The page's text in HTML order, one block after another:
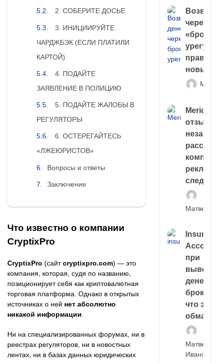
2. СОБЕРИТЕ ДОСЬЕ
3. ИНИЦИИРУЙТЕ
ЧАРДЖБЭК (ЕСЛИ ПЛАТИЛИ
КАРТОЙ)
4. ПОДАЙТЕ
ЗАЯВЛЕНИЕ В ПОЛИЦИЮ
5. ПОДАЙТЕ ЖАЛОБЫ В
РЕГУЛЯТОРЫ
6. ОСТЕРЕГАЙТЕСЬ
«ЛЖЕЮРИСТОВ»
Вопросы и ответы
Заключение
Что известно о компании
CryptixPro
CryptixPro (сайтcryptixpro.com) — это
компания, которая, судя по названию,
позиционирует себя как криптовалютная
торговая платформа. Однако в открытых
источниках о ней нет абсолютно
никакой информации
Ни на специализированных форумах, ни в
реестрах регуляторов, ни в новостных
лентах, ни в базах данных юридических
через
правда
новый
следа
Матвей
Account
при
выводе
денег у
что это,
обман?
Матвей
Иванов